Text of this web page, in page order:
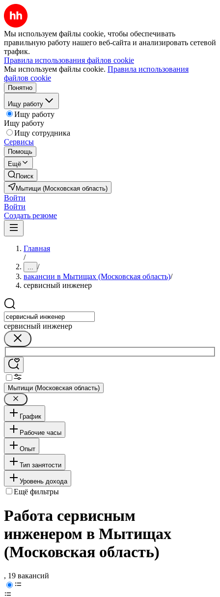
Мы используем файлы cookie, чтобы обеспечивать
правильную работу нашего веб-сайта и анализировать сетевой
трафик.
Правила использования файлов cookie
Мы используем файлы cookie. Правила использования
файлов cookie
Понятно
Ищу работу
Ищу работу
Ищу работу
Ищу сотрудника
Сервисы
Помощь
Ещё
Поиск
Мытищи (Московская область)
Войти
Войти
Создать резюме
Главная
/
... /
вакансии в Мытищах (Московская область)/
сервисный инженер
сервисный инженер
Мытищи (Московская область)
График
Рабочие часы
Опыт
Тип занятости
Уровень дохода
Ещё фильтры
Работа сервисным
инженером в Мытищах
(Московская область)
, 19 вакансий